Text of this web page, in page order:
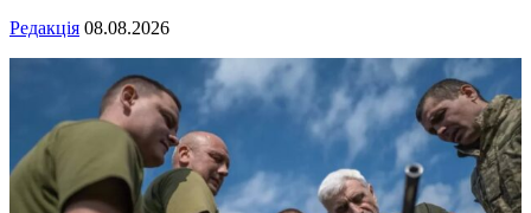
Редакція 08.08.2026